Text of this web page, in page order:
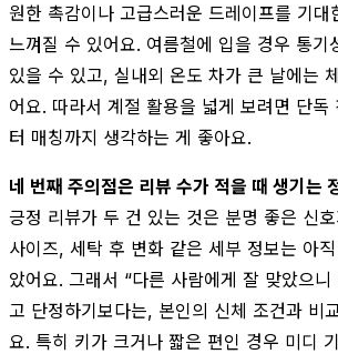
원한 촉감이나 고급스러운 드레이프를 기대
느껴질 수 있어요. 여름철에 입을 경우 통기
있을 수 있고, 실내외 온도 차가 큰 날에는
어요. 따라서 계절 활용을 넓게 보려면 단독
터 매칭까지 생각하는 게 좋아요.
네 번째 주의점은 리뷰 수가 적을 때 생기는
긍정 리뷰가 두 건 있는 것은 분명 좋은 신
사이즈, 세탁 후 변화 같은 세부 정보는 아
았어요. 그래서 “다른 사람에게 잘 맞았으
고 단정하기보다는, 본인의 신체 조건과 비
요. 특히 키가 크거나 짧은 편인 경우 미디